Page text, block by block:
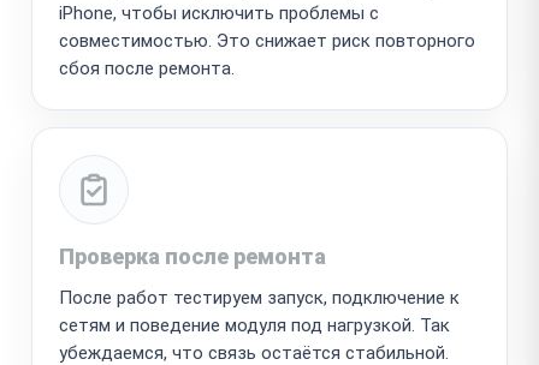
iPhone, чтобы исключить проблемы с
совместимостью. Это снижает риск повторного
сбоя после ремонта.
Проверка после ремонта
После работ тестируем запуск, подключение к
сетям и поведение модуля под нагрузкой. Так
убеждаемся, что связь остаётся стабильной.